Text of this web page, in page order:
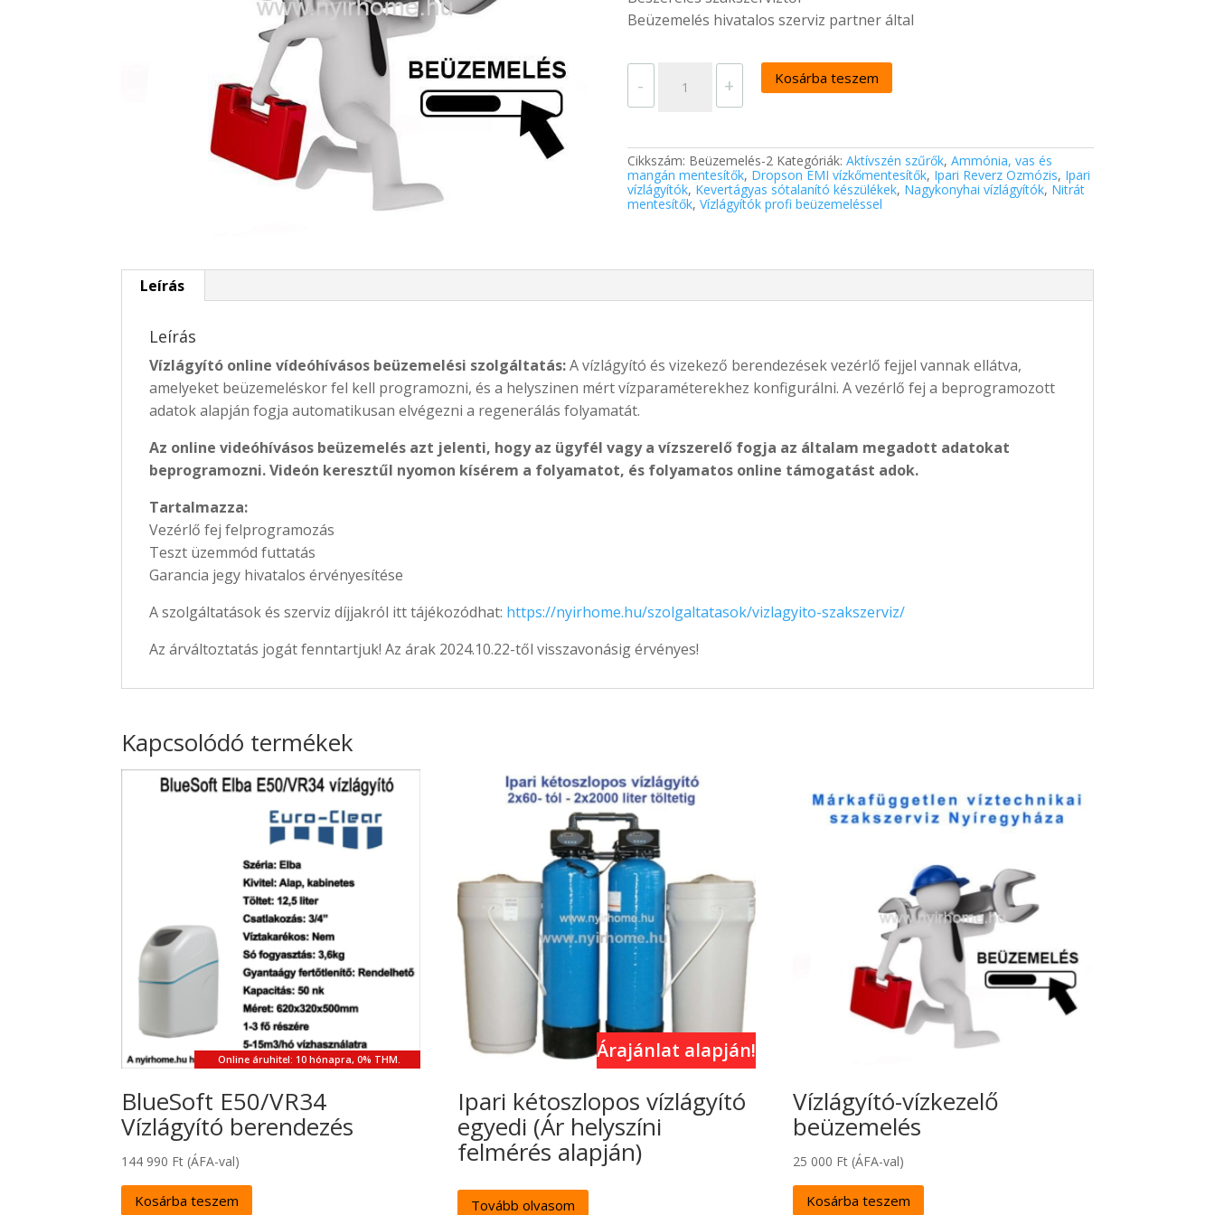
Beüzemelés hivatalos szerviz partner által
-
Vízlágyító
online
beüzemelés
mennyiség
+ Kosárba teszem
Cikkszám: Beüzemelés-2 Kategóriák: Aktívszén szűrők, Ammónia, vas és
mangán mentesítők, Dropson EMI vízkőmentesítők, Ipari Reverz Ozmózis, Ipari
vízlágyítók, Kevertágyas sótalanító készülékek, Nagykonyhai vízlágyítók, Nitrát
mentesítők, Vízlágyítók profi beüzemeléssel
Leírás
Leírás
Vízlágyító online vídeóhívásos beüzemelési szolgáltatás:A vízlágyító és vizekező berendezések vezérlő fejjel vannak ellátva,
amelyeket beüzemeléskor fel kell programozni, és a helyszinen mért vízparaméterekhez konfigurálni. A vezérlő fej a beprogramozott
adatok alapján fogja automatikusan elvégezni a regenerálás folyamatát.
Az online videóhívásos beüzemelés azt jelenti, hogy az ügyfél vagy a vízszerelő fogja az általam megadott adatokat
beprogramozni. Videón keresztűl nyomon kísérem a folyamatot, és folyamatos online támogatást adok.
Tartalmazza:
Vezérlő fej felprogramozás
Teszt üzemmód futtatás
Garancia jegy hivatalos érvényesítése
A szolgáltatások és szerviz díjjakról itt tájékozódhat: https://nyirhome.hu/szolgaltatasok/vizlagyito-szakszerviz/
Az árváltoztatás jogát fenntartjuk! Az árak 2024.10.22-től visszavonásig érvényes!
Kapcsolódó termékek
Online áruhitel: 10 hónapra, 0% THM.
BlueSoft E50/VR34
Vízlágyító berendezés
144 990 Ft (ÁFA-val)
Kosárba teszem
Árajánlat alapján!
Ipari kétoszlopos vízlágyító
egyedi (Ár helyszíni
felmérés alapján)
Tovább olvasom
Vízlágyító-vízkezelő
beüzemelés
25 000 Ft (ÁFA-val)
Kosárba teszem